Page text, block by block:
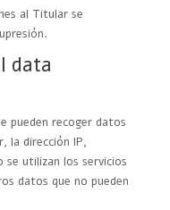
al Titular se
data
pueden recoger datos
la dirección IP,
se utilizan los servicios
datos que no pueden